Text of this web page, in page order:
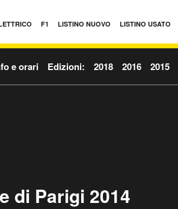
F1 LISTINO NUOVO LISTINO USATO
e orari Edizioni: 2018 2016 2015
di Parigi 2014